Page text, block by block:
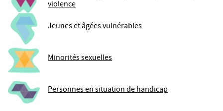
violence
Jeunes et âgées vulnérables
Minorités sexuelles
Personnes en situation de handicap